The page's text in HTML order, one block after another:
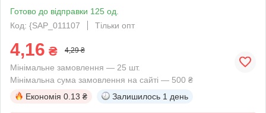
Готово до відправки 125 од.
Код: {SAP_011107
Тільки опт
4,16 ₴ 4,29 ₴
Мінімальне замовлення — 25 шт.
Мінімальна сума замовлення на сайті — 500 ₴
Економія 0.13 ₴ Залишилось 1 день